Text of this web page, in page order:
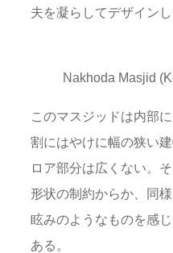
夫を凝らしてデザインし
Nakhoda Masjid
このマスジッドは内部
割にはやけに幅の狭い
ロア部分は広くない。
形状の制約からか、同
眩みのようなものを感
ある。